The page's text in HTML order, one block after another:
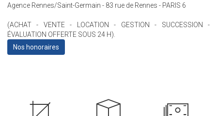
Agence Rennes/Saint-Germain - 83 rue de Rennes - PARIS 6
(ACHAT - VENTE - LOCATION - GESTION - SUCCESSION -
ÉVALUATION OFFERTE SOUS 24 H).
Nos honoraires